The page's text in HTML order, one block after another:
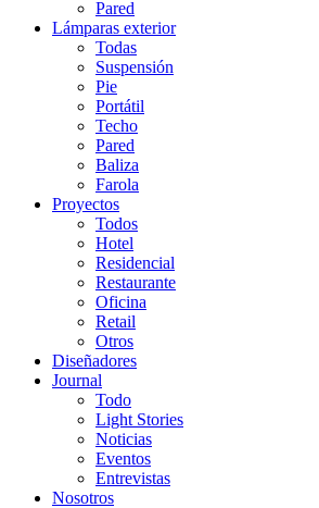
Pared
Lámparas exterior
Todas
Suspensión
Pie
Portátil
Techo
Pared
Baliza
Farola
Proyectos
Todos
Hotel
Residencial
Restaurante
Oficina
Retail
Otros
Diseñadores
Journal
Todo
Light Stories
Noticias
Eventos
Entrevistas
Nosotros